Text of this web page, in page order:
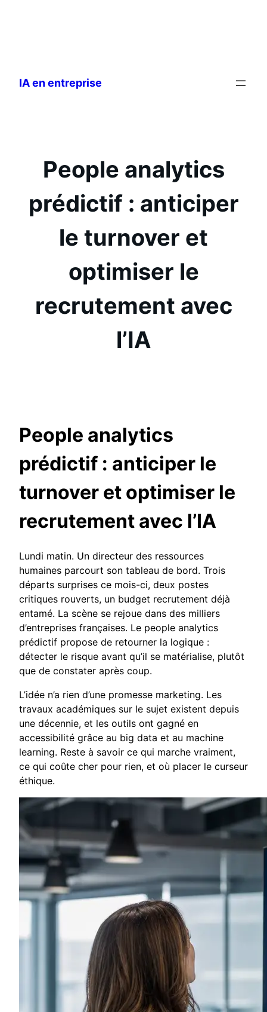
contenu
IA en entreprise
People analytics
prédictif : anticiper
le turnover et
optimiser le
recrutement avec
l’IA
People analytics
prédictif : anticiper le
turnover et optimiser le
recrutement avec l’IA
Lundi matin. Un directeur des ressources
humaines parcourt son tableau de bord. Trois
départs surprises ce mois-ci, deux postes
critiques rouverts, un budget recrutement déjà
entamé. La scène se rejoue dans des milliers
d’entreprises françaises. Le people analytics
prédictif propose de retourner la logique :
détecter le risque avant qu’il se matérialise, plutôt
que de constater après coup.
L’idée n’a rien d’une promesse marketing. Les
travaux académiques sur le sujet existent depuis
une décennie, et les outils ont gagné en
accessibilité grâce au big data et au machine
learning. Reste à savoir ce qui marche vraiment,
ce qui coûte cher pour rien, et où placer le curseur
éthique.